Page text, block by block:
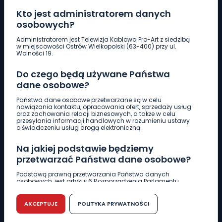
Kto jest administratorem danych
osobowych?
Administratorem jest Telewizja Kablowa Pro-Art z siedzibą
w miejscowości Ostrów Wielkopolski (63-400) przy ul.
Wolności 19.
Do czego będą używane Państwa
dane osobowe?
Państwa dane osobowe przetwarzane są w celu
nawiązania kontaktu, opracowania ofert, sprzedaży usług
oraz zachowania relacji biznesowych, a także w celu
przesyłania informacji handlowych w rozumieniu ustawy
o świadczeniu usług drogą elektroniczną.
Na jakiej podstawie będziemy
przetwarzać Państwa dane osobowe?
Podstawą prawną przetwarzania Państwa danych
osobowych, jest artykuł 6 Rozporządzenia Parlamentu
r. w sprawie ochrony osób fizycznych w związku z
przetwarzaniem danych osobowych w sprawie
swobodnego przepływu takich danych oraz uchylenia
dyrektywy 95/46/WE (RODO).
AKCEPTUJE POLITYKA PRYWATNOŚCI
Pobierz logotyp
661 997 997
REDAKCJA
62 735 22 22redakcja@wlkp24.info
DZIAŁ REKLAMY
62 735 01 85 reklama@wlkp24.info
WIADOMOŚCI
CIEKAWOSTKI